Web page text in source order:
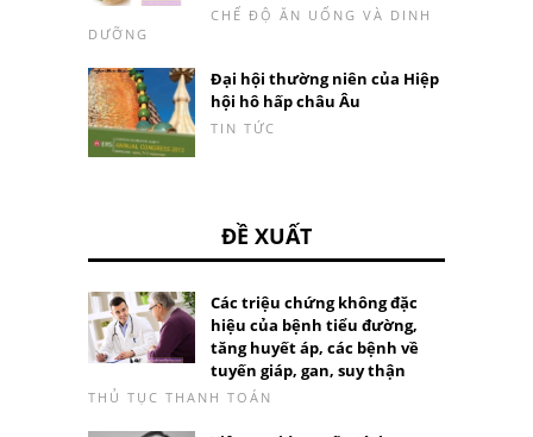
CHẾ ĐỘ ĂN UỐNG VÀ DINH
DƯỠNG
Đại hội thường niên của Hiệp
hội hô hấp châu Âu
TIN TỨC
ĐỀ XUẤT
Các triệu chứng không đặc
hiệu của bệnh tiểu đường,
tăng huyết áp, các bệnh về
tuyến giáp, gan, suy thận
THỦ TỤC THANH TOÁN